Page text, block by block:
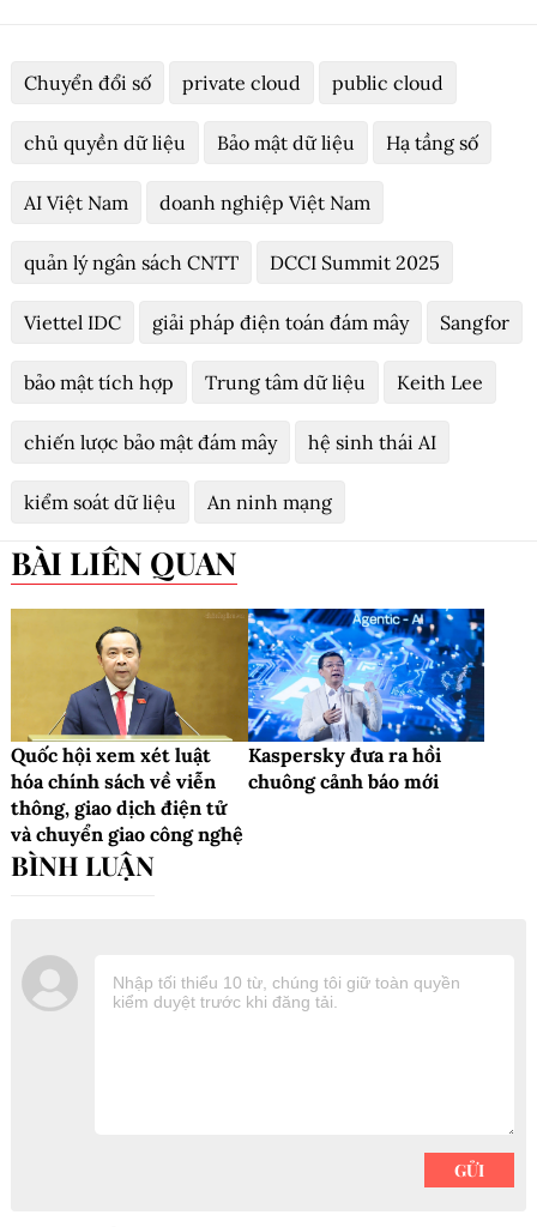
Chuyển đổi số private cloud public cloud
chủ quyền dữ liệu Bảo mật dữ liệu Hạ tầng số
AI Việt Nam doanh nghiệp Việt Nam
quản lý ngân sách CNTT DCCI Summit 2025
Viettel IDC giải pháp điện toán đám mây Sangfor
bảo mật tích hợp Trung tâm dữ liệu Keith Lee
chiến lược bảo mật đám mây hệ sinh thái AI
kiểm soát dữ liệu An ninh mạng
BÀI LIÊN QUAN
Quốc hội xem xét luật
hóa chính sách về viễn
thông, giao dịch điện tử
và chuyển giao công nghệ
Kaspersky đưa ra hồi
chuông cảnh báo mới